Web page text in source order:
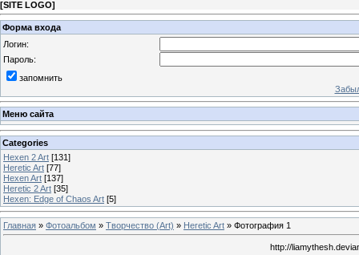
[SITE LOGO]
Форма входа
Логин:
Пароль:
запомнить
Меню сайта
Categories
Hexen 2 Art [131]
Heretic Art [77]
Hexen Art [137]
Heretic 2 Art [35]
Hexen: Edge of Chaos Art [5]
Главная » Фотоальбом » Творчество (Art) » Heretic Art » Фотография 1
http://